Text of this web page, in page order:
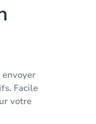
Facile
votre